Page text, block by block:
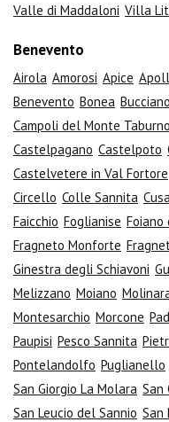
Valle di Maddaloni Villa
Benevento
Airola Amorosi Apice
Benevento Bonea Bucciano
Campoli del Monte Taburno
Castelpagano Castelpoto
Castelvetere in Val Fortore
Circello Colle Sannita
Faicchio Foglianise Foiano
Fragneto Monforte
Ginestra degli Schiavoni
Melizzano Moiano
Montesarchio Morcone
Paupisi Pesco Sannita
Pontelandolfo Puglianello
San Giorgio La Molara San
San Leucio del Sannio San